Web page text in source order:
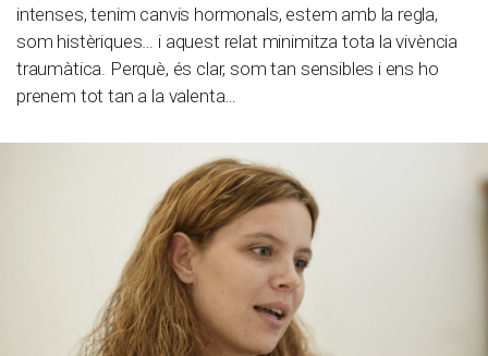
intenses, tenim canvis hormonals, estem amb la regla,
som histèriques… i aquest relat minimitza tota la vivència
traumàtica. Perquè, és clar, som tan sensibles i ens ho
prenem tot tan a la valenta…